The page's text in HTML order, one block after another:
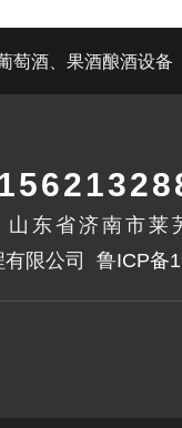
萄酒、果酒酿酒设备
东省济南市莱
限公司 鲁ICP备